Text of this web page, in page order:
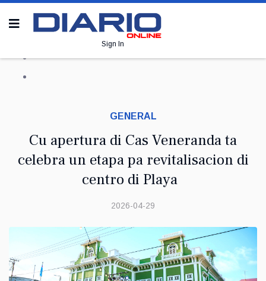
Sign In
GENERAL
Cu apertura di Cas Veneranda ta
celebra un etapa pa revitalisacion di
centro di Playa
2026-04-29